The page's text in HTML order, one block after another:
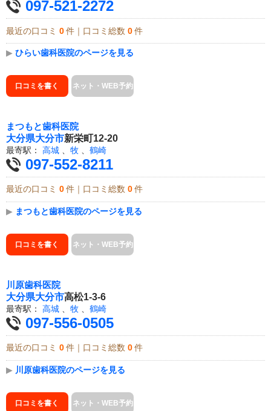
097-521-2272
最近の口コミ 0 件｜口コミ総数 0 件
▶ ひらい歯科医院のページを見る
口コミを書く ネット・WEB予約
まつもと歯科医院
大分県大分市新栄町12-20
最寄駅： 高城 牧 鶴崎
097-552-8211
最近の口コミ 0 件｜口コミ総数 0 件
▶ まつもと歯科医院のページを見る
口コミを書く ネット・WEB予約
川原歯科医院
大分県大分市高松1-3-6
最寄駅： 高城 牧 鶴崎
097-556-0505
最近の口コミ 0 件｜口コミ総数 0 件
▶ 川原歯科医院のページを見る
口コミを書く ネット・WEB予約